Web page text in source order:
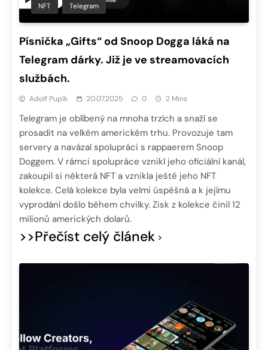
NFT Telegram
Písnička „Gifts“ od Snoop Dogga láká na
Telegram dárky. Již je ve streamovacích
službách.
Adolf Pupík 20.07.2025 0 2 Mins
Telegram je oblíbený na mnoha trzích a snaží se
prosadit na velkém americkém trhu. Provozuje tam
servery a navázal spolupráci s rappaerem Snoop
Doggem. V rámci spolupráce vznikl jeho oficiální kanál,
zakoupil si některá NFT a vznikla ještě jeho NFT
kolekce. Celá kolekce byla velmi úspěšná a k jejímu
vyprodání došlo během chvilky. Zisk z kolekce činil 12
milionů amerických dolarů.
>>Přečíst celý článek